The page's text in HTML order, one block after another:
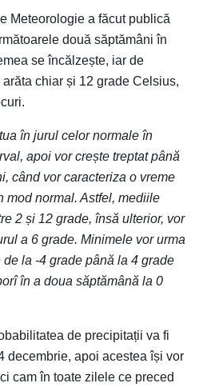
Meteorologie a făcut publică
două săptămâni în
se încălzește, iar de
chiar și 12 grade Celsius,
în jurul celor normale în
apoi vor crește treptat până
când vor caracteriza o vreme
mod normal. Astfel, mediile
2 și 12 grade, însă ulterior, vor
a 6 grade. Minimele vor urma
la -4 grade până la 4 grade
în a doua săptămână la 0
de precipitații va fi
decembrie, apoi acestea își vor
cam în toate zilele ce preced